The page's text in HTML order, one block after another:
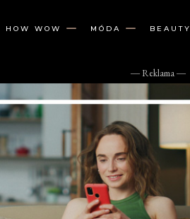
HOW WOW MÓDA BEAUTY
― Reklama ―